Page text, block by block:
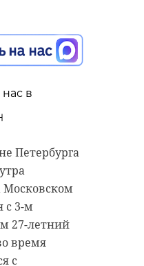
в
Петербурга
Московском
с 3-м
27-летний
время
с